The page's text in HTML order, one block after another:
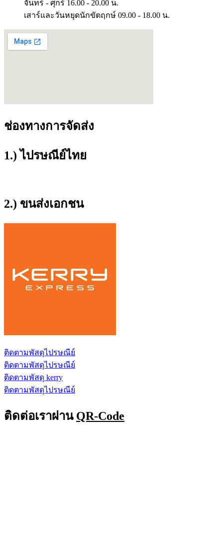
จันทร์ - ศุกร์ 16.00 - 20.00 น.
เสาร์และวันหยุดนักขัตฤกษ์ 09.00 - 18.00 น.
ช่องทางการจัดส่ง
1.) ไปรษณีย์ไทย
2.) ขนส่งเอกชน
ติดตามพัสดุไปรษณีย์
ติดตามพัสดุไปรษณีย์
ติดตามพัสดุ kerry
ติดตามพัสดุไปรษณีย์
ติดต่อเราผ่าน QR-Code